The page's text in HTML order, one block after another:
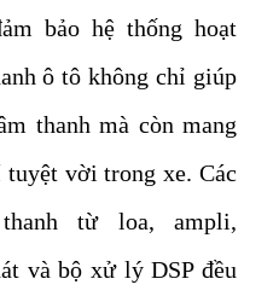
bảo hệ thống hoạt
ô tô không chỉ giúp
thanh mà còn mang
vời trong xe. Các
từ loa, ampli,
và bộ xử lý DSP đều